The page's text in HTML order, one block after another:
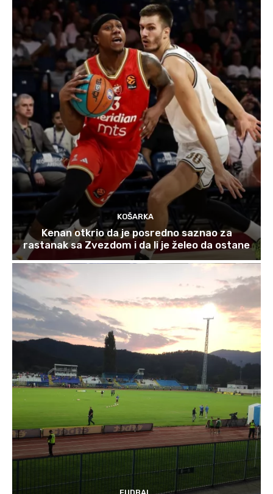
KOŠARKA
Kenan otkrio da je posredno saznao za
rastanak sa Zvezdom i da li je želeo da ostane